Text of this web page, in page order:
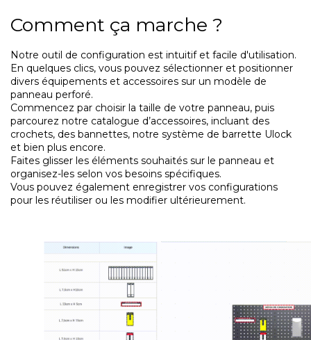
Comment ça marche ?
Notre outil de configuration est intuitif et facile d'utilisation.
En quelques clics, vous pouvez sélectionner et positionner
divers équipements et accessoires sur un modèle de
panneau perforé.
Commencez par choisir la taille de votre panneau, puis
parcourez notre catalogue d’accessoires, incluant des
crochets, des bannettes, notre système de barrette Ulock
et bien plus encore.
Faites glisser les éléments souhaités sur le panneau et
organisez-les selon vos besoins spécifiques.
Vous pouvez également enregistrer vos configurations
pour les réutiliser ou les modifier ultérieurement.